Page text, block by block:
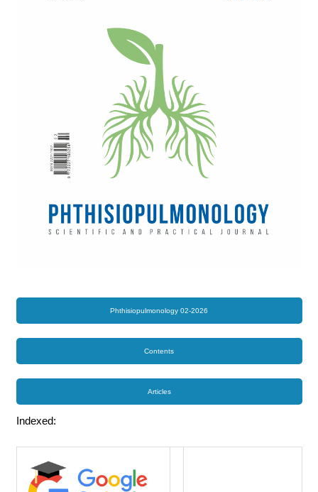
Phthisiopulmonology 02-2026
Contents
Articles
Indexed: